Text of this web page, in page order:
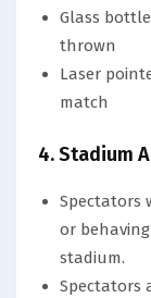
Glass
thrown
Laser
match
4. Stadium
Spectators
or
stadium.
Spectators